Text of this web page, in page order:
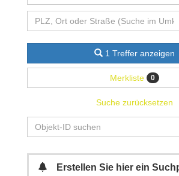
1 Treffer anzeigen
Merkliste 0
Suche zurücksetzen
Erstellen Sie hier ein